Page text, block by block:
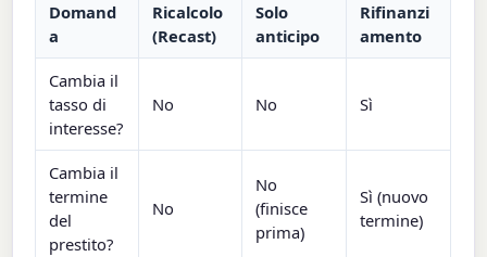
Domand
a
Ricalcolo
(Recast)
Solo
anticipo
Rifinanzi
amento
Cambia il
tasso di
interesse?
No No Sì
Cambia il
termine
del
prestito?
No
No
(finisce
prima)
Sì (nuovo
termine)